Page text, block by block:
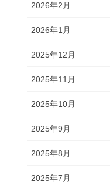
2026年2月
2026年1月
2025年12月
2025年11月
2025年10月
2025年9月
2025年8月
2025年7月